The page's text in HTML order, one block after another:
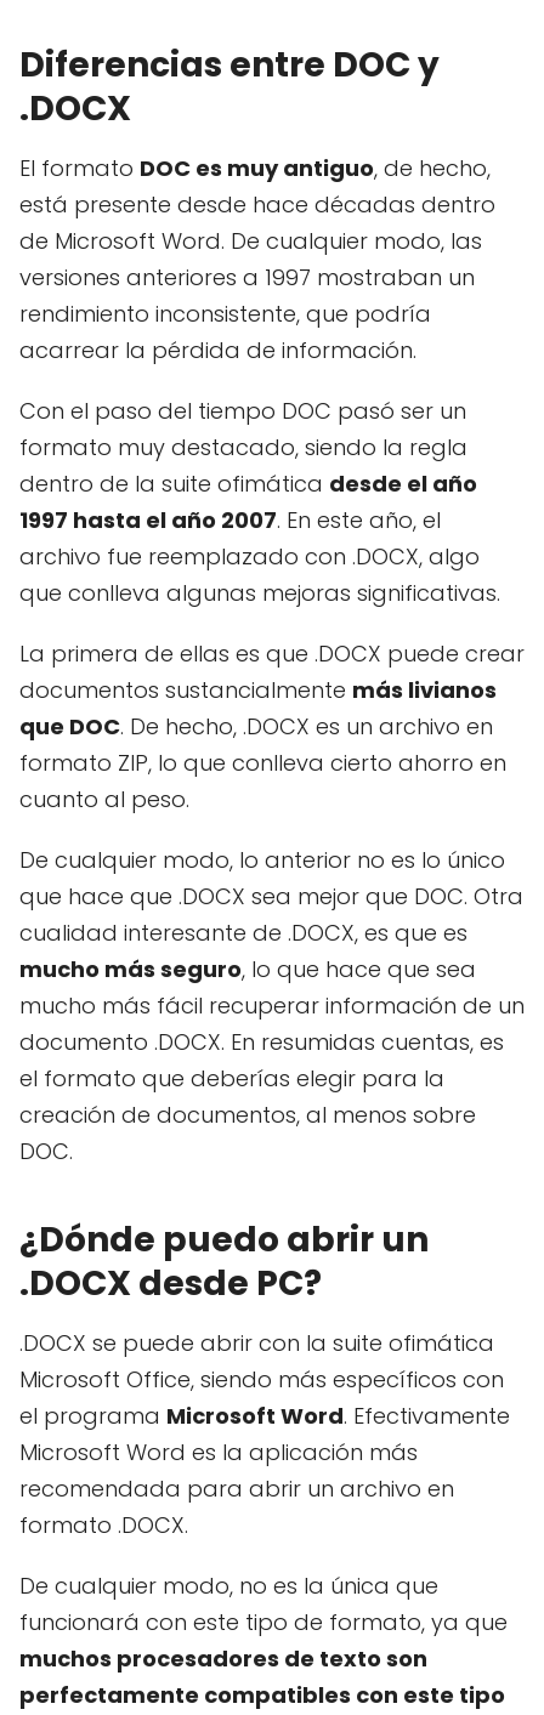
Diferencias entre DOC y
.DOCX
El formato DOC es muy antiguo, de hecho,
está presente desde hace décadas dentro
de Microsoft Word. De cualquier modo, las
versiones anteriores a 1997 mostraban un
rendimiento inconsistente, que podría
acarrear la pérdida de información.
Con el paso del tiempo DOC pasó ser un
formato muy destacado, siendo la regla
dentro de la suite ofimática desde el año
1997 hasta el año 2007. En este año, el
archivo fue reemplazado con .DOCX, algo
que conlleva algunas mejoras significativas.
La primera de ellas es que .DOCX puede crear
documentos sustancialmente más livianos
que DOC. De hecho, .DOCX es un archivo en
formato ZIP, lo que conlleva cierto ahorro en
cuanto al peso.
De cualquier modo, lo anterior no es lo único
que hace que .DOCX sea mejor que DOC. Otra
cualidad interesante de .DOCX, es que es
mucho más seguro, lo que hace que sea
mucho más fácil recuperar información de un
documento .DOCX. En resumidas cuentas, es
el formato que deberías elegir para la
creación de documentos, al menos sobre
DOC.
¿Dónde puedo abrir un
.DOCX desde PC?
.DOCX se puede abrir con la suite ofimática
Microsoft Office, siendo más específicos con
el programa Microsoft Word. Efectivamente
Microsoft Word es la aplicación más
recomendada para abrir un archivo en
formato .DOCX.
De cualquier modo, no es la única que
funcionará con este tipo de formato, ya que
muchos procesadores de texto son
perfectamente compatibles con este tipo